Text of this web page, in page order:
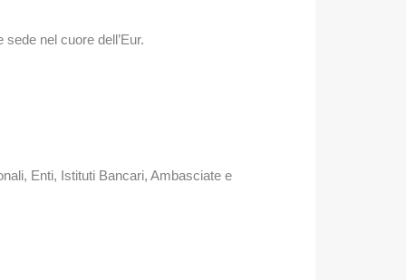
nel cuore dell’Eur.
Enti, Istituti Bancari, Ambasciate e